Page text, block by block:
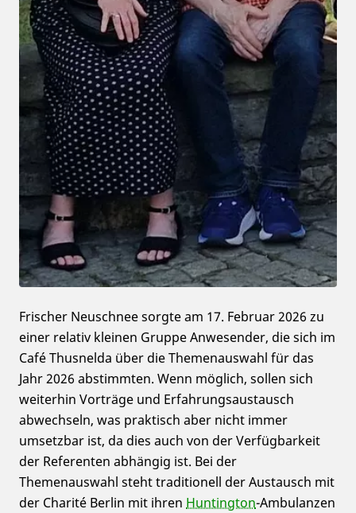
Frischer Neuschnee sorgte am 17. Februar 2026 zu
einer relativ kleinen Gruppe Anwesender, die sich im
Café Thusnelda über die Themenauswahl für das
Jahr 2026 abstimmten. Wenn möglich, sollen sich
weiterhin Vorträge und Erfahrungsaustausch
abwechseln, was praktisch aber nicht immer
umsetzbar ist, da dies auch von der Verfügbarkeit
der Referenten abhängig ist. Bei der
Themenauswahl steht traditionell der Austausch mit
der Charité Berlin mit ihren Huntington-Ambulanzen